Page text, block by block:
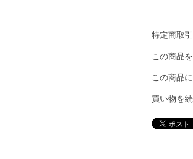
特定商取
この商品
この商品
買い物を